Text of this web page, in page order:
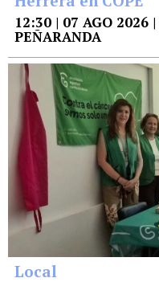
12:30 | 07 AGO 2026
PEÑARANDA
Local